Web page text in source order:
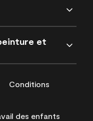
et
Conditions
des enfants